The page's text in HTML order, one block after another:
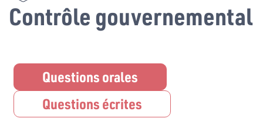
Contrôle gouvernemental
Questions orales
Questions écrites